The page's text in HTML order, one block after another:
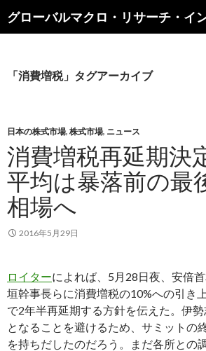
索
ン
キ
ッ
プ
「消費増税」タグアーカイブ
日本の株式市場, 株式市場, ニュース
消費増税再延期決
平均は暴落前の最
相場へ
2016年5月29日
ロイターによれば、5月28日夜、安倍
垣幹事長らに消費増税の10%への引き
で2年半再延期する方針を伝えた。伊
となることを避けるため、サミットの
を持ちだしたのだろう。まだ各所との